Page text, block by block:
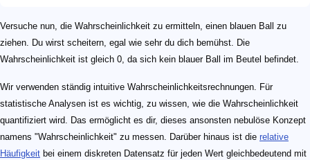
Versuche nun, die Wahrscheinlichkeit zu ermitteln, einen blauen Ball zu
ziehen. Du wirst scheitern, egal wie sehr du dich bemühst. Die
Wahrscheinlichkeit ist gleich 0, da sich kein blauer Ball im Beutel befindet.
Wir verwenden ständig intuitive Wahrscheinlichkeitsrechnungen. Für
statistische Analysen ist es wichtig, zu wissen, wie die Wahrscheinlichkeit
quantifiziert wird. Das ermöglicht es dir, dieses ansonsten nebulöse Konzept
namens "Wahrscheinlichkeit" zu messen. Darüber hinaus ist die relative
Häufigkeit bei einem diskreten Datensatz für jeden Wert gleichbedeutend mit